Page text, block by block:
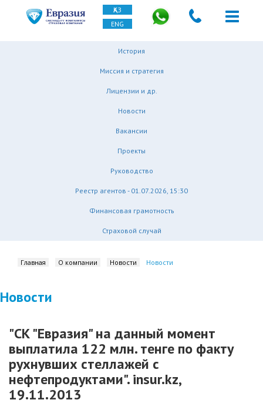
ҚАЗ
ENG
История
Миссия и стратегия
Лицензии и др.
Новости
Вакансии
Проекты
Руководство
Реестр агентов - 01.07.2026, 15:30
Финансовая грамотность
Страховой случай
Главная О компании Новости Новости
Новости
"СК "Евразия" на данный момент
выплатила 122 млн. тенге по факту
рухнувших стеллажей c
нефтепродуктами". insur.kz,
19.11.2013